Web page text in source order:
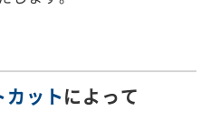
カットによって